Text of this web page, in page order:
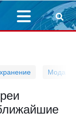
Мода